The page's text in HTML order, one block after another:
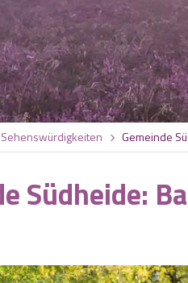
Sehenswürdigkeiten Gemeinde
Südheide: